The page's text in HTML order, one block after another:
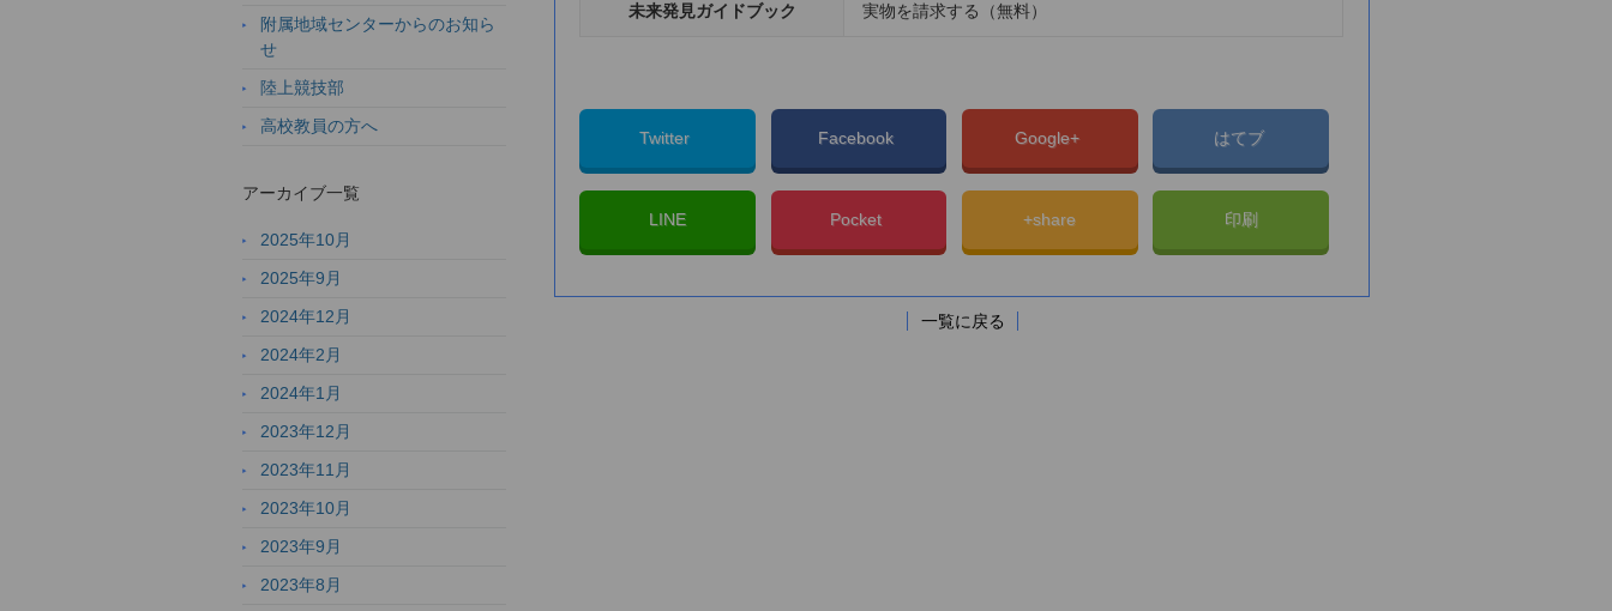
未来発見ガイドブック 実物を請求する（無料）
Twitter Facebook Google+ はてブ
LINE Pocket +share 印刷
一覧に戻る
附属地域センターからのお知ら
せ
陸上競技部
高校教員の方へ
アーカイブ一覧
2025年10月
2025年9月
2024年12月
2024年2月
2024年1月
2023年12月
2023年11月
2023年10月
2023年9月
2023年8月